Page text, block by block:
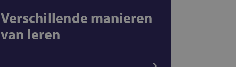
Verschillende manieren
van leren